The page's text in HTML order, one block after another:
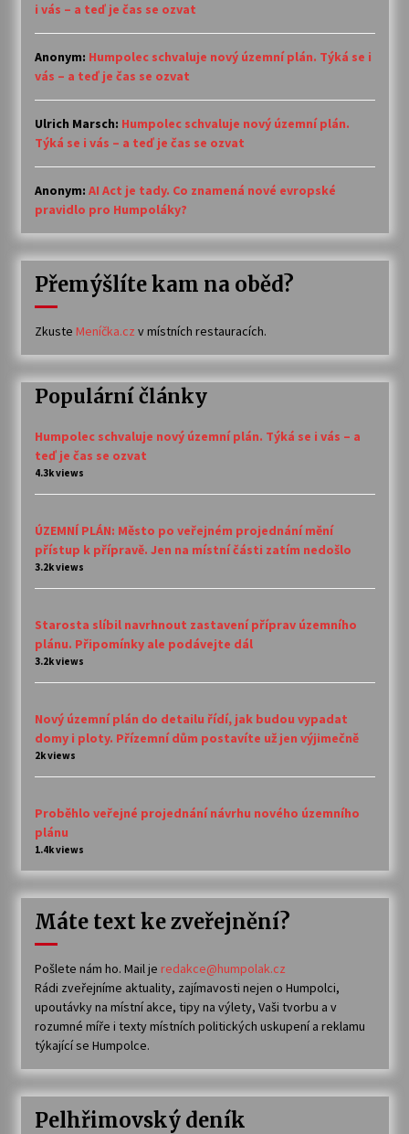
i vás – a teď je čas se ozvat
Anonym: Humpolec schvaluje nový územní plán. Týká se i
vás – a teď je čas se ozvat
Ulrich Marsch: Humpolec schvaluje nový územní plán.
Týká se i vás – a teď je čas se ozvat
Anonym: AI Act je tady. Co znamená nové evropské
pravidlo pro Humpoláky?
Přemýšlíte kam na oběd?
Zkuste Meníčka.cz v místních restauracích.
Populární články
Humpolec schvaluje nový územní plán. Týká se i vás – a
teď je čas se ozvat
4.3k views
ÚZEMNÍ PLÁN: Město po veřejném projednání mění
přístup k přípravě. Jen na místní části zatím nedošlo
3.2k views
Starosta slíbil navrhnout zastavení příprav územního
plánu. Připomínky ale podávejte dál
3.2k views
Nový územní plán do detailu řídí, jak budou vypadat
domy i ploty. Přízemní dům postavíte už jen výjimečně
2k views
Proběhlo veřejné projednání návrhu nového územního
plánu
1.4k views
Máte text ke zveřejnění?
Pošlete nám ho. Mail je redakce@humpolak.cz
Rádi zveřejníme aktuality, zajímavosti nejen o Humpolci,
upoutávky na místní akce, tipy na výlety, Vaši tvorbu a v
rozumné míře i texty místních politických uskupení a reklamu
týkající se Humpolce.
Pelhřimovský deník